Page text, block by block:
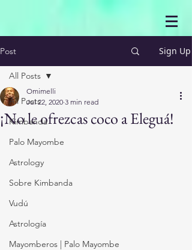
Post Sign Up
All Posts
Kimbanda
Palo Mayombe
Astrology
Sobre Kimbanda
Vudú
Astrología
Mayomberos | Palo Mayombe
All Posts
¡No le ofrezcas coco a Eleguá!
Omimelli
Jul 22, 2020 3 min read